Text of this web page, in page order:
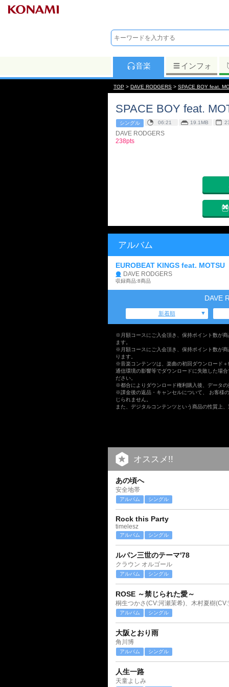
音楽 インフォ
TOP > DAVE RODGERS > SPACE BOY feat.
SPACE BOY feat.
シングル 06:21 19.1MB
DAVE RODGERS
238pts
アルバム
EUROBEAT KINGS feat. MOTSU
DAVE RODGERS
収録商品:8商品
DAVE
新着順
※月額コースにご入会頂き、保持ポイント数が
ます。
※月額コースにご入会頂き、保持ポイント数が
ります。
※音楽コンテンツは、楽曲の初回ダウンロード＋
通信環境の影響等でダウンロードに失敗した場
ださい。
※都合によりダウンロード権利購入後、データの
※課金後の返品・キャンセルについて、 お客様
じられません。
また、デジタルコンテンツという商品の性質上
オススメ!!
あの頃へ
安全地帯
アルバム シングル
Rock this Party
timelesz
アルバム シングル
ルパン三世のテーマ'78
クラウン オルゴール
アルバム シングル
ROSE ～禁じられた愛～
桐生つかさ(CV:河瀬茉希)、木村夏樹
アルバム シングル
大阪とおり雨
角川博
アルバム シングル
人生一路
天童よしみ